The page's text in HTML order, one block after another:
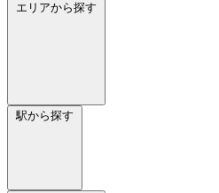
エリアから探す
駅から探す